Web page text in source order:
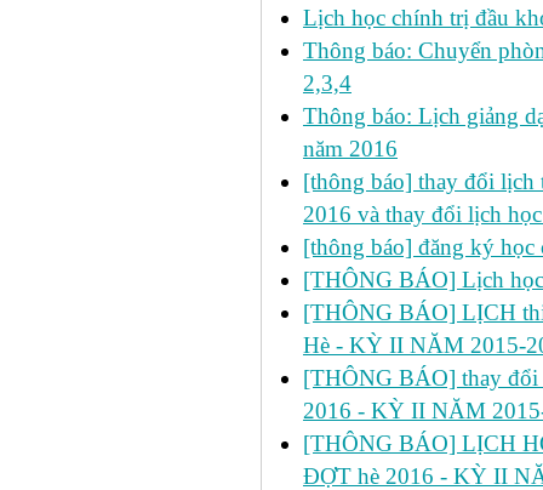
Lịch học chính trị đầu
Thông báo: Chuyển
2,3,4
Thông báo: Lịch giảng
năm 2016
[thông báo] thay đổi lịch
2016 và thay đổi lịch
[thông báo] đăng ký
[THÔNG BÁO] Lịch
[THÔNG BÁO] LỊCH
Hè - KỲ II NĂM 2015-
[THÔNG BÁO] thay
2016 - KỲ II NĂM
[THÔNG BÁO] LỊCH
ĐỢT hè 2016 - KỲ II